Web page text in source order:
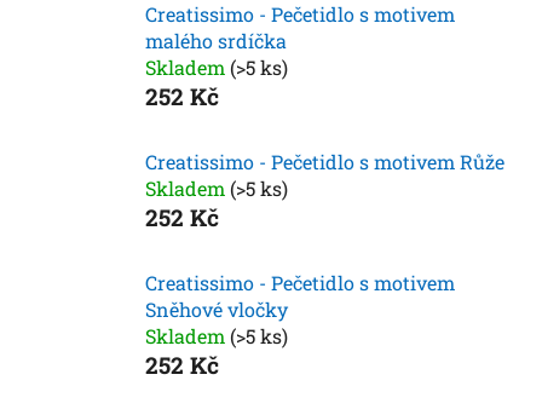
Creatissimo - Pečetidlo s motivem
malého srdíčka
Skladem (>5 ks)
252 Kč
Creatissimo - Pečetidlo s motivem Růže
Skladem (>5 ks)
252 Kč
Creatissimo - Pečetidlo s motivem
Sněhové vločky
Skladem (>5 ks)
252 Kč